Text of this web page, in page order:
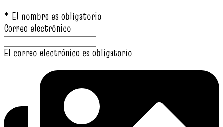
* El nombre es obligatorio
Correo electrónico
El correo electrónico es obligatorio